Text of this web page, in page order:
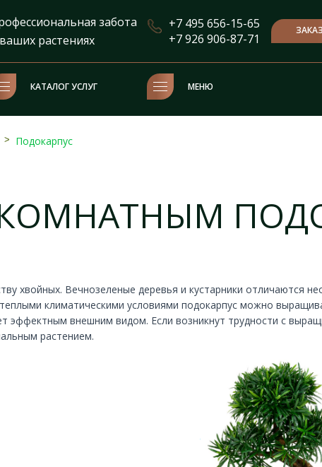
забота
растениях
+7 495 656-15-65
+7 926 906-87-71
КАТАЛОГ УСЛУГ МЕНЮ
> Подокарпус
хвойных. Вечнозеленые деревья и кустарники отличаются
климатическими условиями подокарпус можно
эффектным внешним видом. Если возникнут трудности с
растением.